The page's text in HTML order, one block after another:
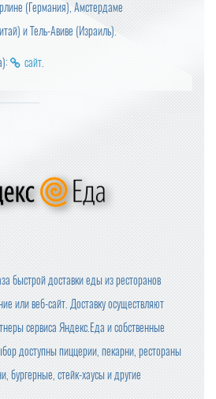
(Германия), Амстердаме
и Тель-Авиве (Израиль).
сайт
быстрой доставки еды из ресторанов
или веб-сайт. Доставку осуществляют
сервиса Яндекс.Еда и собственные
доступны пиццерии, пекарни, рестораны
бургерные, стейк-хаусы и другие